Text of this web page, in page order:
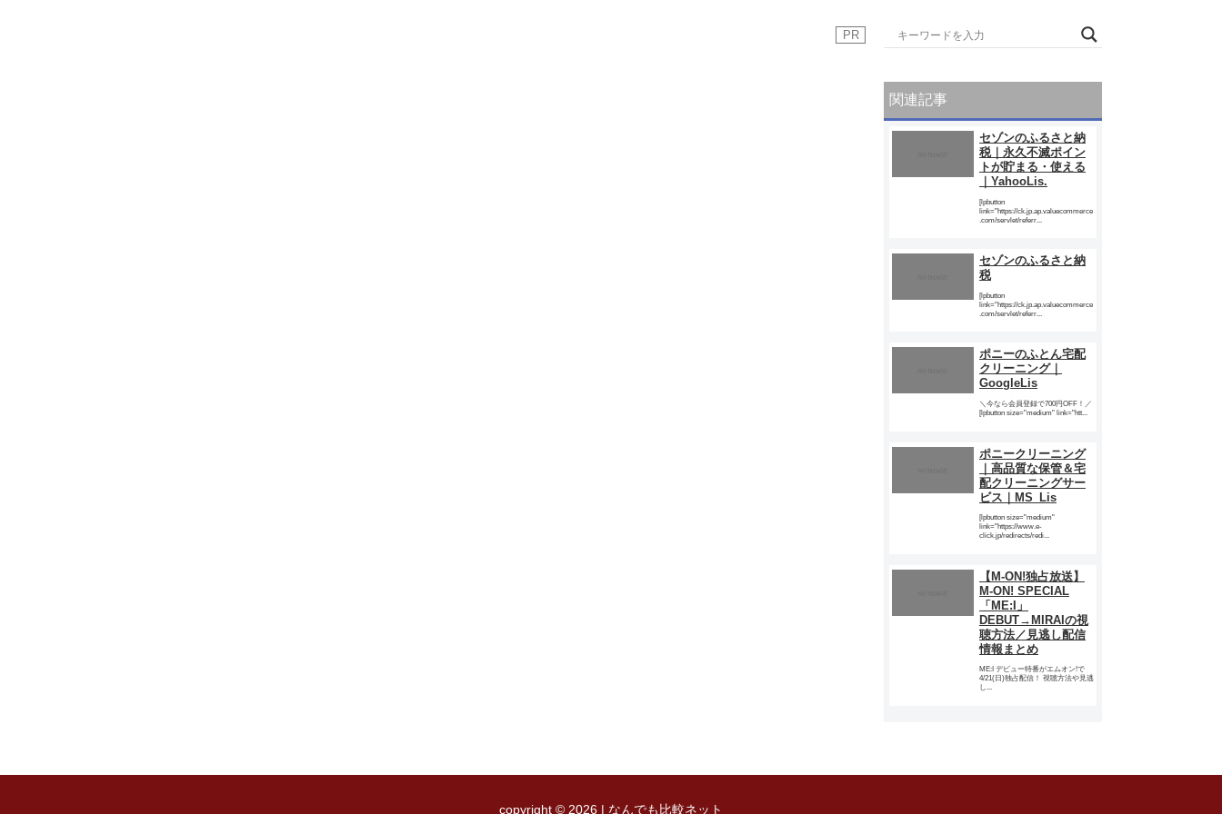
PR
関連記事
セゾンのふるさと納
税｜永久不滅ポイン
トが貯まる・使える
｜YahooLis.
[lpbutton
link="https://ck.jp.ap.valuecommerce
.com/servlet/referr...
セゾンのふるさと納
税
[lpbutton
link="https://ck.jp.ap.valuecommerce
.com/servlet/referr...
ポニーのふとん宅配
クリーニング｜
GoogleLis
＼今なら会員登録で700円OFF！／
[lpbutton size="medium" link="htt...
ポニークリーニング
｜高品質な保管＆宅
配クリーニングサー
ビス｜MS_Lis
[lpbutton size="medium"
link="https://www.e-
click.jp/redirects/redi...
【M-ON!独占放送】
M-ON! SPECIAL
「ME:I」
DEBUT→MIRAIの視
聴方法／見逃し配信
情報まとめ
ME:I デビュー特番がエムオン!で
4/21(日)独占配信！ 視聴方法や見逃
し...
copyright © 2026 | なんでも比較ネット